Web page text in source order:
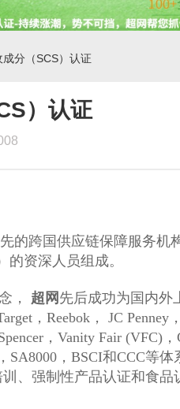
分（SCS）认证
）认证
的跨国供应链保障服务机
的资深人员组成。
， 超网 先后成功为国内外
，Reebok， JC Penney
，Vanity Fair (VFC)
SA8000，BSCI和CCC等体
、强制性产品认证和食品